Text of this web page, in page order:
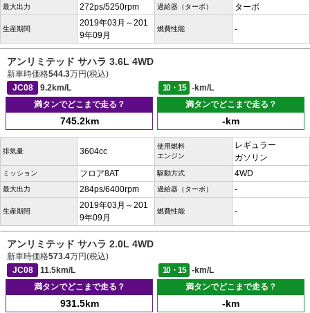
最大出力 272ps/5250rpm 過給器（ターボ） ターボ
生産期間
2019年03月～201
9年09月
燃費性能 -
アンリミテッド サハラ 3.6L 4WD
新車時価格544.3万円(税込)
JC08
9.2km/L 10・15
-km/L
満タンでどこまで走る？
745.2km
満タンでどこまで走る？
-km
排気量 3604cc
使用燃料
エンジン
レギュラー
ガソリン
ミッション フロア8AT 駆動方式 4WD
最大出力 284ps/6400rpm 過給器（ターボ） -
生産期間
2019年03月～201
9年09月
燃費性能 -
アンリミテッド サハラ 2.0L 4WD
新車時価格573.4万円(税込)
JC08
11.5km/L 10・15
-km/L
満タンでどこまで走る？
931.5km
満タンでどこまで走る？
-km